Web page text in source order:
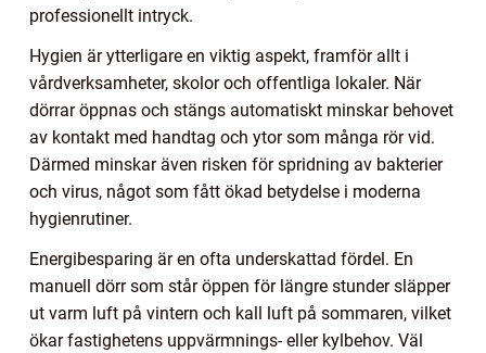
professionellt intryck.
Hygien är ytterligare en viktig aspekt, framför allt i
vårdverksamheter, skolor och offentliga lokaler. När
dörrar öppnas och stängs automatiskt minskar behovet
av kontakt med handtag och ytor som många rör vid.
Därmed minskar även risken för spridning av bakterier
och virus, något som fått ökad betydelse i moderna
hygienrutiner.
Energibesparing är en ofta underskattad fördel. En
manuell dörr som står öppen för längre stunder släpper
ut varm luft på vintern och kall luft på sommaren, vilket
ökar fastighetens uppvärmnings- eller kylbehov. Väl